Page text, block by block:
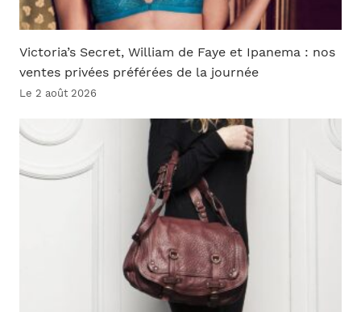
Victoria’s Secret, William de Faye et Ipanema : nos
ventes privées préférées de la journée
Le 2 août 2026